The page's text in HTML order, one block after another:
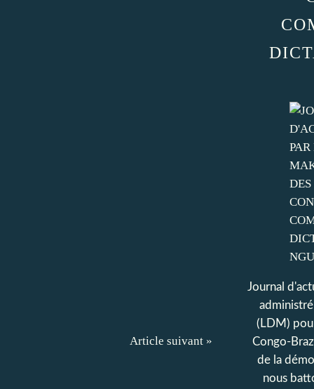
Article suivant »
Journal
(LDM)
Congo-
de la
nous